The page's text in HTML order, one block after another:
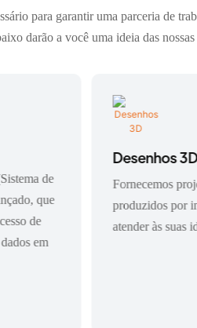
para garantir uma parceria de
darão a você uma ideia das
de
que
de
em
Desenhos
Fornecemos
produzidos por
atender às suas